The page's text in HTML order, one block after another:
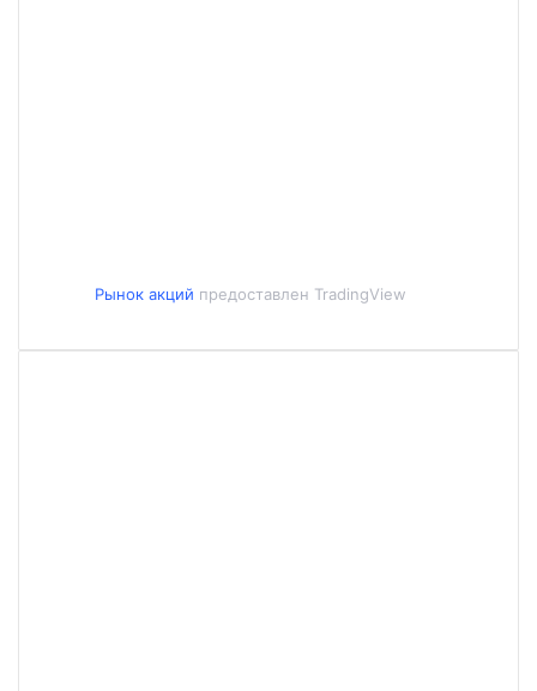
Рынок акций предоставлен TradingView